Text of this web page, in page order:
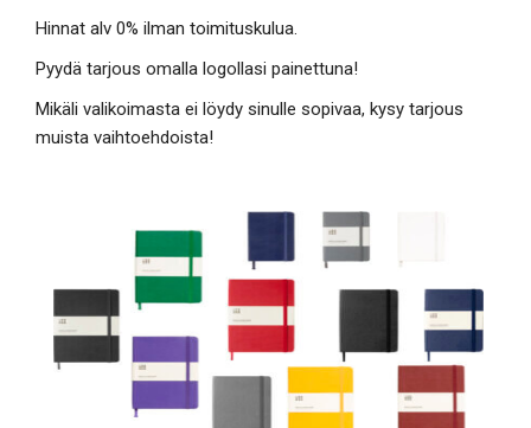
Hinnat alv 0% ilman toimituskulua.
Pyydä tarjous omalla logollasi painettuna!
Mikäli valikoimasta ei löydy sinulle sopivaa, kysy tarjous
muista vaihtoehdoista!